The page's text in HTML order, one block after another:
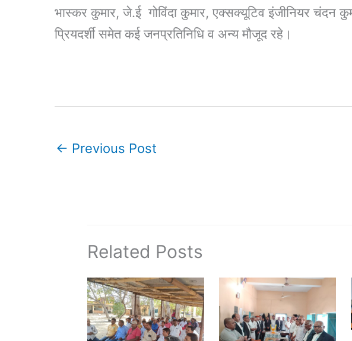
भास्कर कुमार, जे.ई गोविंदा कुमार, एक्सक्यूटिव इंजीनियर चंदन
प्रियदर्शी समेत कई जनप्रतिनिधि व अन्य मौजूद रहे।
← Previous Post
Related Posts